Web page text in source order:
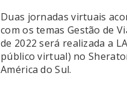
Duas jornadas virtuais
com os temas Gestão de
de 2022 será realizada a
público virtual) no
América do Sul.